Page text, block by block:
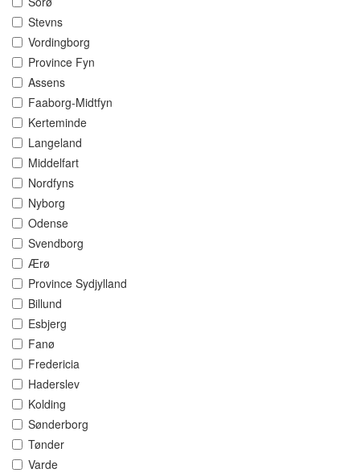
Stevns
Vordingborg
Province Fyn
Assens
Faaborg-Midtfyn
Kerteminde
Langeland
Middelfart
Nordfyns
Nyborg
Odense
Svendborg
Ærø
Province Sydjylland
Billund
Esbjerg
Fanø
Fredericia
Haderslev
Kolding
Sønderborg
Tønder
Varde